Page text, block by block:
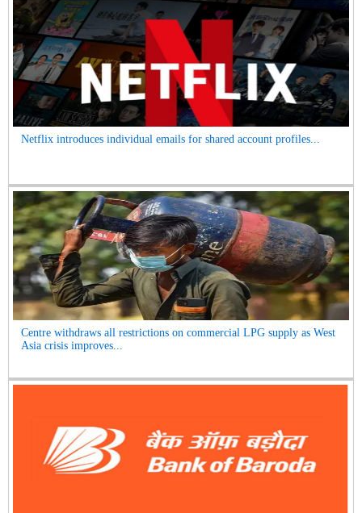
Netflix introduces individual emails for shared account profiles...
Centre withdraws all restrictions on commercial LPG supply as West
Asia crisis improves...